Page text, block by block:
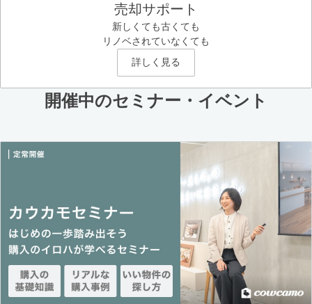
売却サポート
新しくても古くても
リノベされていなくても
詳しく見る
開催中のセミナー・イベント